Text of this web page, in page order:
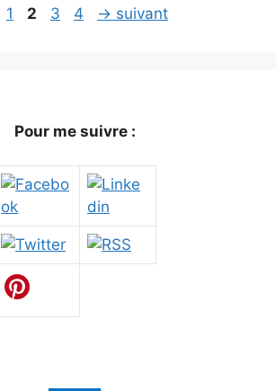
Page
1 Page
2 Page
3 Page
4 → suivant
Pour me suivre :